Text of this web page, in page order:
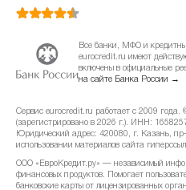
Все банки, МФО и
eurocredit.ru имеют
включены в официальные
на сайте Банка России →
Сервис eurocredit.ru работает с 2009
(зарегистрировано в 2026 г.). ИНН:
Юридический адрес: 420080, г. Казань,
использовании материалов сайта
ООО «ЕвроКредит.ру» — независимый
финансовых продуктов. Помогает
банковские карты от лицензированных